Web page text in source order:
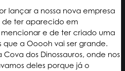
lançar a nossa nova empresa
de ter aparecido em
e de ter criado uma
a Ooooh vai ser grande.
Cova dos Dinossauros, onde nos
deles porque já o